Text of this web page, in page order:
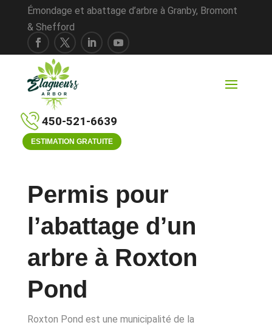
Émondage et abattage d’arbre à Granby, Bromont
& Shefford
450-521-6639
ESTIMATION GRATUITE
Permis pour
l’abattage d’un
arbre à Roxton
Pond
Roxton Pond est une municipalité de la